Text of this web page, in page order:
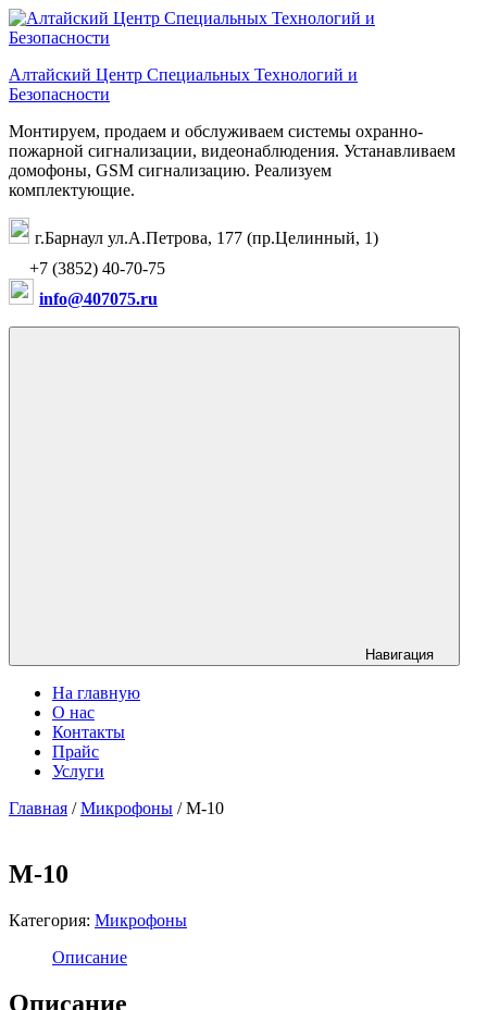
Перейти
к
Алтайский Центр Специальных Технологий и
Безопасности
Монтируем, продаем и обслуживаем системы охранно-
пожарной сигнализации, видеонаблюдения. Устанавливаем
домофоны, GSM сигнализацию. Реализуем
комплектующие.
г.Барнаул ул.А.Петрова, 177 (пр.Целинный, 1)
+7 (3852) 40-70-75
info@407075.ru
Навигация
На главную
О нас
Контакты
Прайс
Услуги
Главная /Микрофоны / М-10
М-10
Категория: Микрофоны
Описание
Описание